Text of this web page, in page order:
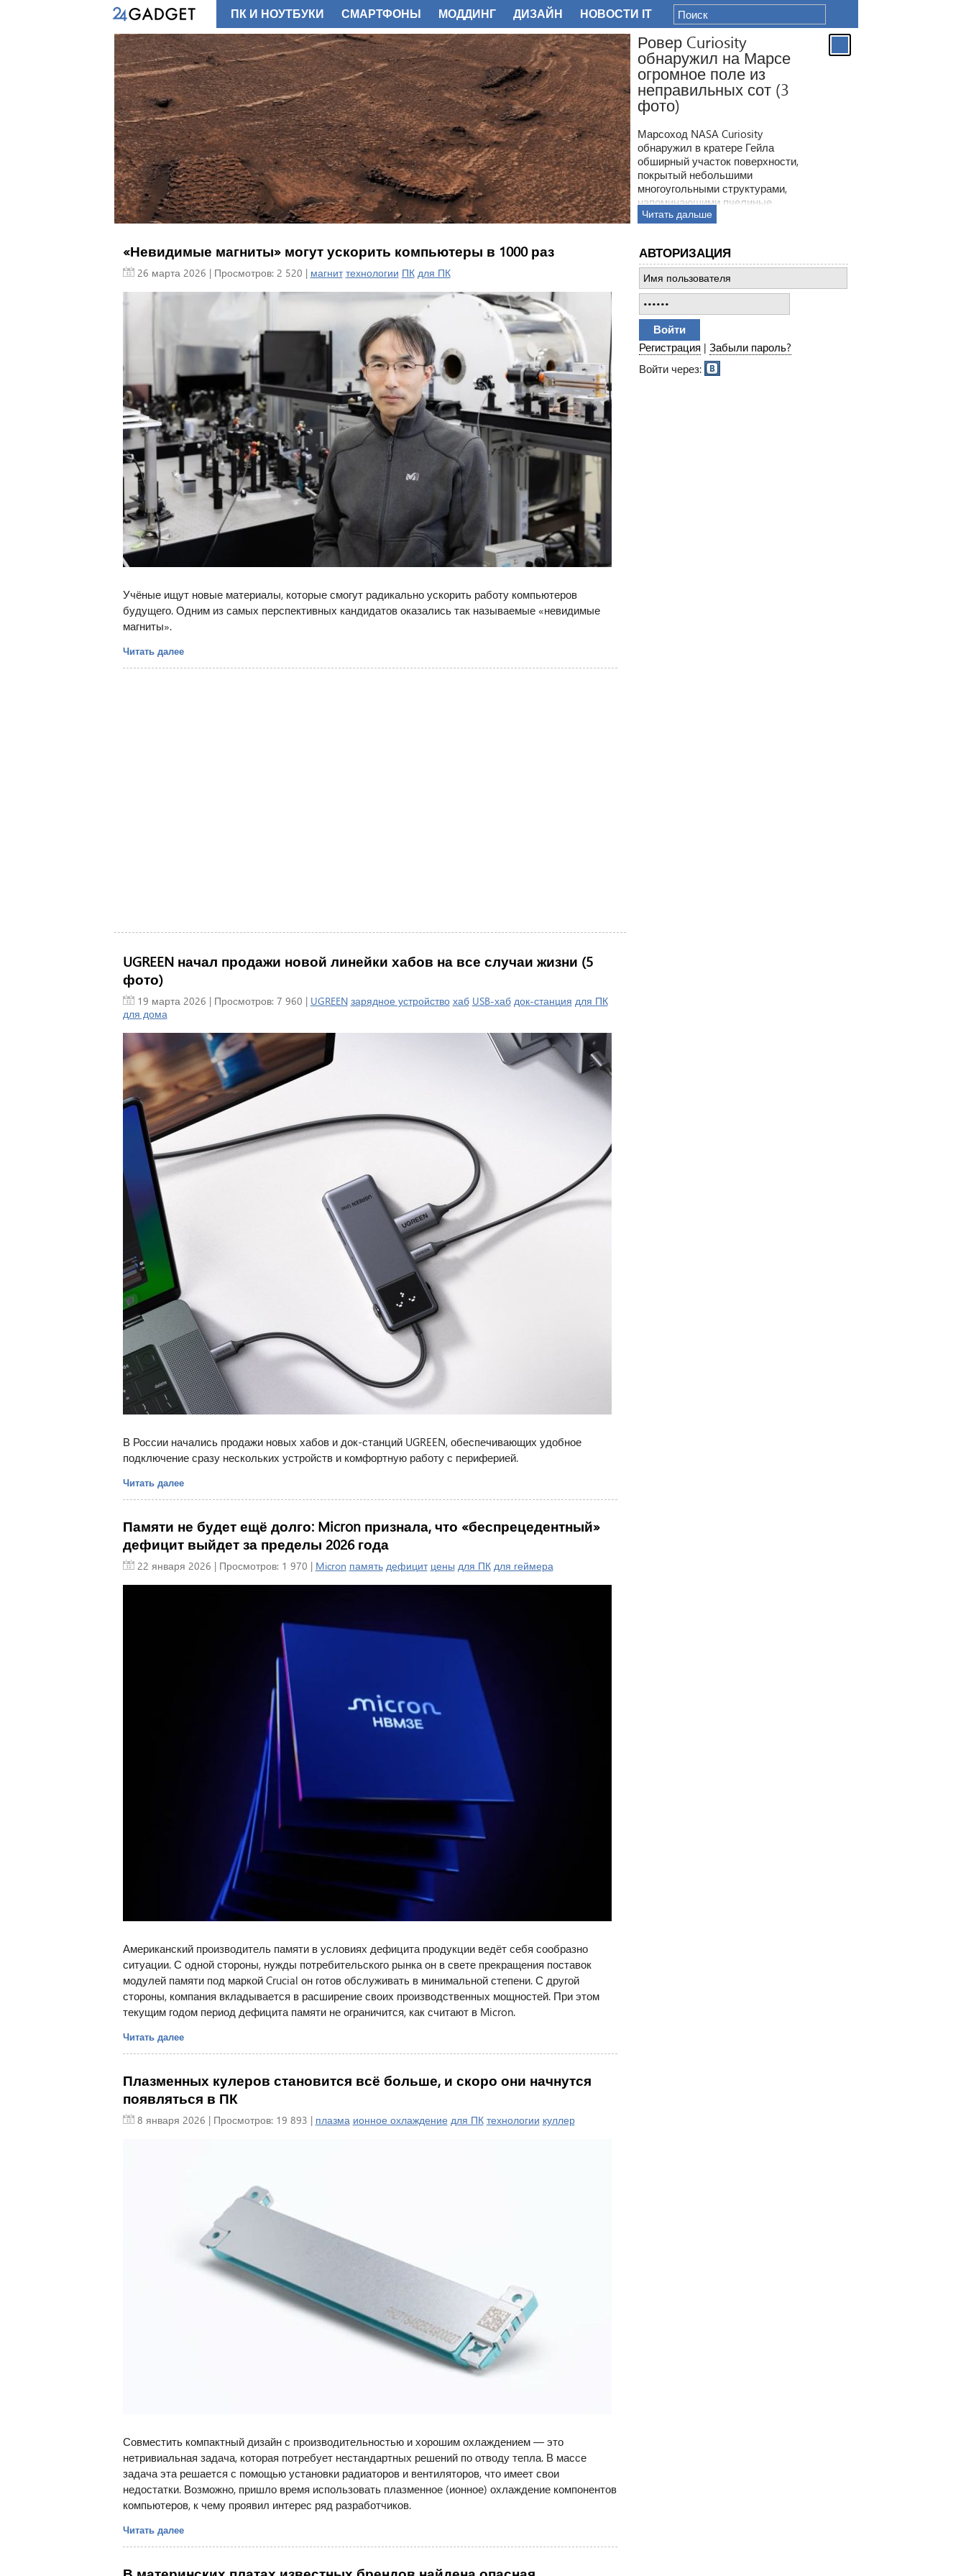
Ровер Curiosity
обнаружил на Марсе
огромное поле из
неправильных сот (3
фото)
Марсоход NASA Curiosity
обнаружил в кратере Гейла
обширный участок поверхности,
покрытый небольшими
многоугольными структурами,
напоминающими пчелиные
соты. Ранее ровер находил
затмила все предыдущее такие
открытия.
Читать дальше
«Невидимые магниты» могут ускорить компьютеры в 1000 раз
26 марта 2026 | Просмотров: 2 520 | магнит технологии ПК для ПК
Учёные ищут новые материалы, которые смогут радикально ускорить работу компьютеров
будущего. Одним из самых перспективных кандидатов оказались так называемые «невидимые
магниты».
Читать далее
UGREEN начал продажи новой линейки хабов на все случаи жизни (5
фото)
19 марта 2026 | Просмотров: 7 960 | UGREEN зарядное устройство хаб USB-хаб док-станция для ПК
для дома
В России начались продажи новых хабов и док-станций UGREEN, обеспечивающих удобное
подключение сразу нескольких устройств и комфортную работу с периферией.
Читать далее
Памяти не будет ещё долго: Micron признала, что «беспрецедентный»
дефицит выйдет за пределы 2026 года
22 января 2026 | Просмотров: 1 970 | Micron память дефицит цены для ПК для геймера
Американский производитель памяти в условиях дефицита продукции ведёт себя сообразно
ситуации. С одной стороны, нужды потребительского рынка он в свете прекращения поставок
модулей памяти под маркой Crucial он готов обслуживать в минимальной степени. С другой
стороны, компания вкладывается в расширение своих производственных мощностей. При этом
текущим годом период дефицита памяти не ограничится, как считают в Micron.
Читать далее
Плазменных кулеров становится всё больше, и скоро они начнутся
появляться в ПК
8 января 2026 | Просмотров: 19 893 | плазма ионное охлаждение для ПК технологии куллер
Совместить компактный дизайн с производительностью и хорошим охлаждением — это
нетривиальная задача, которая потребует нестандартных решений по отводу тепла. В массе
задача эта решается с помощью установки радиаторов и вентиляторов, что имеет свои
недостатки. Возможно, пришло время использовать плазменное (ионное) охлаждение компонентов
компьютеров, к чему проявил интерес ряд разработчиков.
Читать далее
АВТОРИЗАЦИЯ
Регистрация | Забыли пароль?
Войти через:
ПК И НОУТБУКИ СМАРТФОНЫ МОДДИНГ ДИЗАЙН НОВОСТИ IT
ФОТО